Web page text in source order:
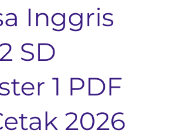
Inggris
SD
1 PDF
2026